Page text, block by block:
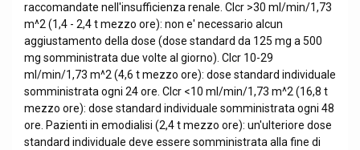
raccomandate nell'insufficienza renale. Clcr >30 ml/min/1,73
m^2 (1,4 - 2,4 t mezzo ore): non e' necessario alcun
aggiustamento della dose (dose standard da 125 mg a 500
mg somministrata due volte al giorno). Clcr 10-29
ml/min/1,73 m^2 (4,6 t mezzo ore): dose standard individuale
somministrata ogni 24 ore. Clcr <10 ml/min/1,73 m^2 (16,8 t
mezzo ore): dose standard individuale somministrata ogni 48
ore. Pazienti in emodialisi (2,4 t mezzo ore): un'ulteriore dose
standard individuale deve essere somministrata alla fine di